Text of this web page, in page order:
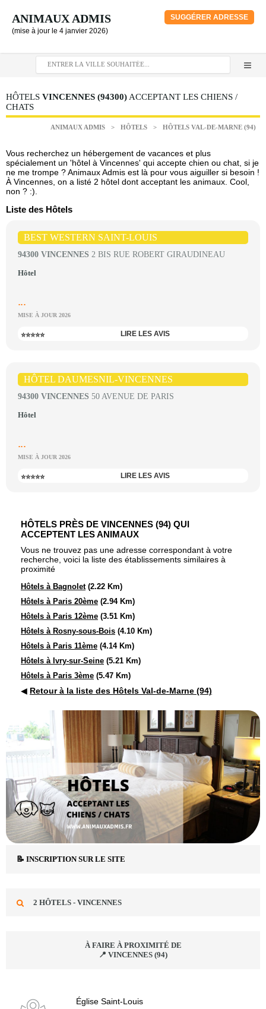
ANIMAUX ADMIS
(mise à jour le 4 janvier 2026)
SUGGÉRER ADRESSE
HÔTELS VINCENNES (94300) ACCEPTANT LES CHIENS /
CHATS
ANIMAUX ADMIS > HÔTELS > HÔTELS VAL-DE-MARNE (94)
Vous recherchez un hébergement de vacances et plus
spécialement un 'hôtel à Vincennes' qui accepte chien ou chat, si je
ne me trompe ? Animaux Admis est là pour vous aiguiller si besoin !
À Vincennes, on a listé 2 hôtel dont acceptant les animaux. Cool,
non ? :).
Liste des Hôtels
BEST WESTERN SAINT-LOUIS
94300 VINCENNES 2 BIS RUE ROBERT GIRAUDINEAU
Hôtel
...
MISE À JOUR 2026
⭐⭐⭐⭐⭐ LIRE LES AVIS
HÔTEL DAUMESNIL-VINCENNES
94300 VINCENNES 50 AVENUE DE PARIS
Hôtel
...
MISE À JOUR 2026
⭐⭐⭐⭐⭐ LIRE LES AVIS
HÔTELS PRÈS DE VINCENNES (94) QUI
ACCEPTENT LES ANIMAUX
Vous ne trouvez pas une adresse correspondant à votre
recherche, voici la liste des établissements similaires à
proximité
Hôtels à Bagnolet(2.22 Km)
Hôtels à Paris 20ème (2.94 Km)
Hôtels à Paris 12ème (3.51 Km)
Hôtels à Rosny-sous-Bois (4.10 Km)
Hôtels à Paris 11ème (4.14 Km)
Hôtels à Ivry-sur-Seine (5.21 Km)
Hôtels à Paris 3ème (5.47 Km)
◀ Retour à la liste des Hôtels Val-de-Marne (94)
📝 INSCRIPTION SUR LE SITE
2 HÔTELS - VINCENNES
À FAIRE À PROXIMITÉ DE
📍 VINCENNES (94)
Église Saint-Louis